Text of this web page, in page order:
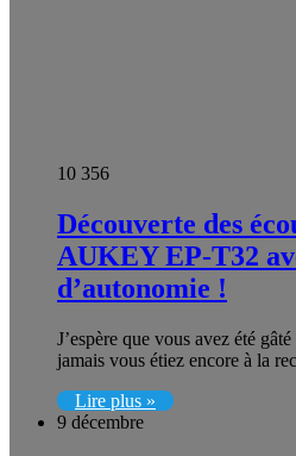
10 356
Découverte des
AUKEY EP-T32
d’autonomie !
J’espère que vous avez été
jamais vous étiez encore à la
Lire plus »
9 décembre